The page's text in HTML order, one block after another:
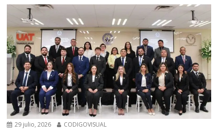
29 julio, 2026 CODIGOVISUAL